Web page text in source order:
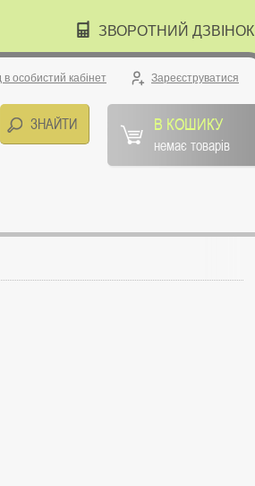
ЗВОРОТНИЙ ДЗВІНОК
в особистий кабінет Зареєструватися
В КОШИКУ
немає товарів